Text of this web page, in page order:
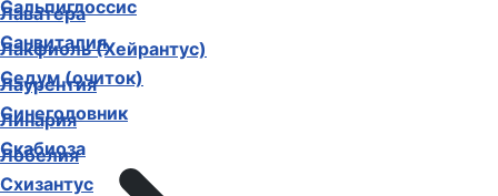
Лаватера
Лакфиоль (Хейрантус)
Лаурентия
Линария
Лобелия
Сальпиглоссис
Санвиталия
Седум (очиток)
Синеголовник
Скабиоза
Схизантус